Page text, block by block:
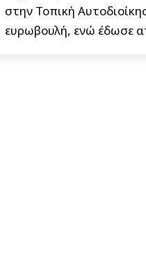
στην Τοπική
ευρωβουλή, ενώ έδωσε